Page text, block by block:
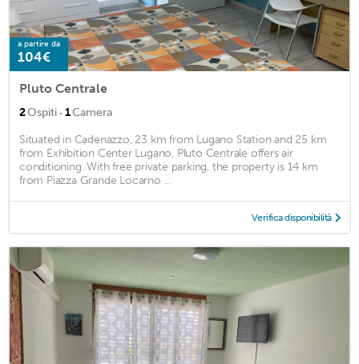
a partire da
104€
Pluto Centrale
2Ospiti · 1Camera
Situated in Cadenazzo, 23 km from Lugano Station and 25 km
from Exhibition Center Lugano, Pluto Centrale offers air
conditioning. With free private parking, the property is 14 km
from Piazza Grande Locarno ...
Verifica disponibilità